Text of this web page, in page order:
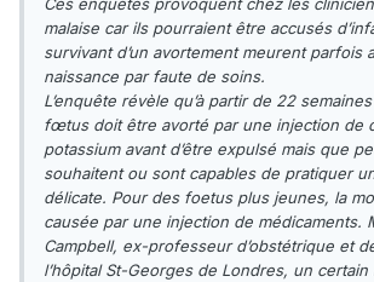
Ces enquêtes provoquent chez les
malaise car ils pourraient être accusés
survivant d’un avortement meurent parfois
naissance par faute de soins.
L’enquête révèle qu’à partir de 22
fœtus doit être avorté par une injection de
potassium avant d’être expulsé mais que
souhaitent ou sont capables de pratiquer
délicate. Pour des foetus plus jeunes, la
causée par une injection de médicaments.
Campbell, ex-professeur d’obstétrique et
l’hôpital St-Georges de Londres, un certain